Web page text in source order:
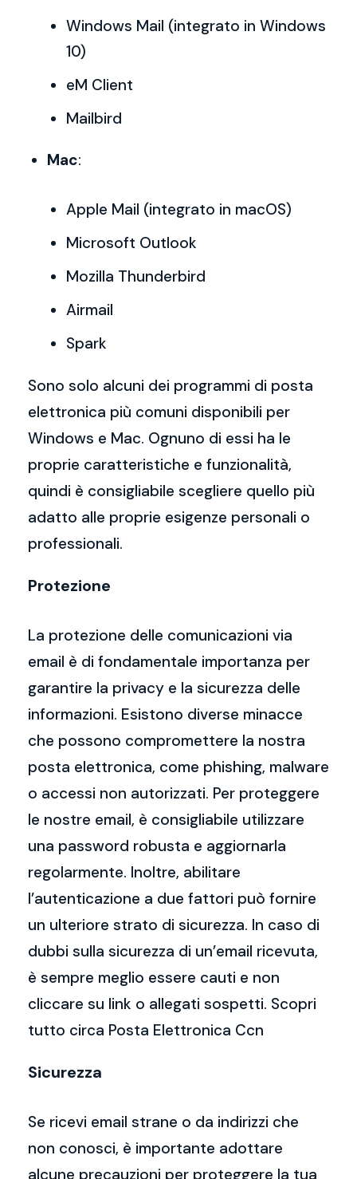
Windows Mail (integrato in Windows
10)
eM Client
Mailbird
Mac:
Apple Mail (integrato in macOS)
Microsoft Outlook
Mozilla Thunderbird
Airmail
Spark
Sono solo alcuni dei programmi di posta
elettronica più comuni disponibili per
Windows e Mac. Ognuno di essi ha le
proprie caratteristiche e funzionalità,
quindi è consigliabile scegliere quello più
adatto alle proprie esigenze personali o
professionali.
Protezione
La protezione delle comunicazioni via
email è di fondamentale importanza per
garantire la privacy e la sicurezza delle
informazioni. Esistono diverse minacce
che possono compromettere la nostra
posta elettronica, come phishing, malware
o accessi non autorizzati. Per proteggere
le nostre email, è consigliabile utilizzare
una password robusta e aggiornarla
regolarmente. Inoltre, abilitare
l’autenticazione a due fattori può fornire
un ulteriore strato di sicurezza. In caso di
dubbi sulla sicurezza di un’email ricevuta,
è sempre meglio essere cauti e non
cliccare su link o allegati sospetti. Scopri
tutto circa Posta Elettronica Ccn
Sicurezza
Se ricevi email strane o da indirizzi che
non conosci, è importante adottare
alcune precauzioni per proteggere la tua